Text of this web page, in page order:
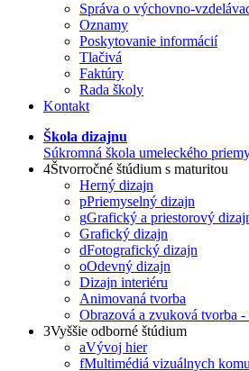
Správa o výchovno-
Oznamy
Poskytovanie informácií
Tlačivá
Faktúry
Rada školy
Kontakt
Škola dizajnu
Súkromná škola umeleckého
4Štvorročné štúdium s maturitou
Herný dizajn
pPriemyselný dizajn
gGrafický a priestorový
Grafický dizajn
dFotografický dizajn
oOdevný dizajn
Dizajn interiéru
Animovaná tvorba
Obrazová a zvuková tvorba
3Vyššie odborné štúdium
aVývoj hier
fMultimédiá vizuálnych